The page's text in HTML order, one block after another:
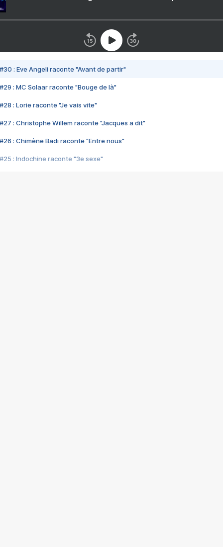
#30 : Eve Angeli raconte "Avant de partir"
#29 : MC Solaar raconte "Bouge de là"
#28 : Lorie raconte "Je vais vite"
#27 : Christophe Willem raconte "Jacques a dit"
#26 : Chimène Badi raconte "Entre nous"
#25 : Indochine raconte "3e sexe"